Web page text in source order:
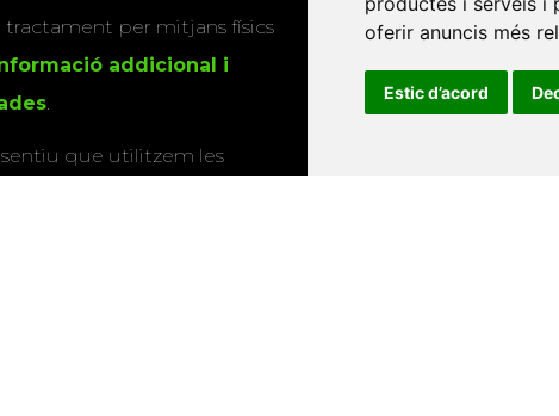
oferir anuncis més
Estic d’acord
per mitjans físics
addicional i
.
que utilitzem les